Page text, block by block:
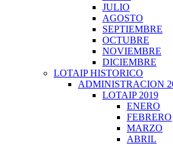
JULIO
AGOSTO
SEPTIEMBRE
OCTUBRE
NOVIEMBRE
DICIEMBRE
LOTAIP HISTORICO
ADMINISTRACION
LOTAIP 2019
ENERO
FEBRERO
MARZO
ABRIL